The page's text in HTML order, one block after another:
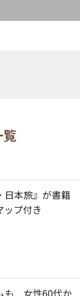
日本旅』が書籍
プ付き
も 女性60代か